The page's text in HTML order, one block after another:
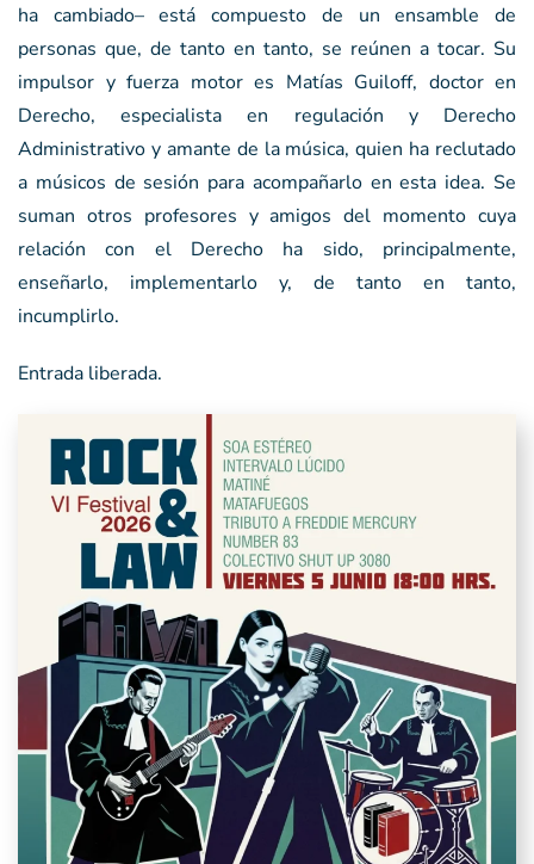
ha cambiado– está compuesto de un ensamble de
personas que, de tanto en tanto, se reúnen a tocar. Su
impulsor y fuerza motor es Matías Guiloff, doctor en
Derecho, especialista en regulación y Derecho
Administrativo y amante de la música, quien ha reclutado
a músicos de sesión para acompañarlo en esta idea. Se
suman otros profesores y amigos del momento cuya
relación con el Derecho ha sido, principalmente,
enseñarlo, implementarlo y, de tanto en tanto,
incumplirlo.
Entrada liberada.